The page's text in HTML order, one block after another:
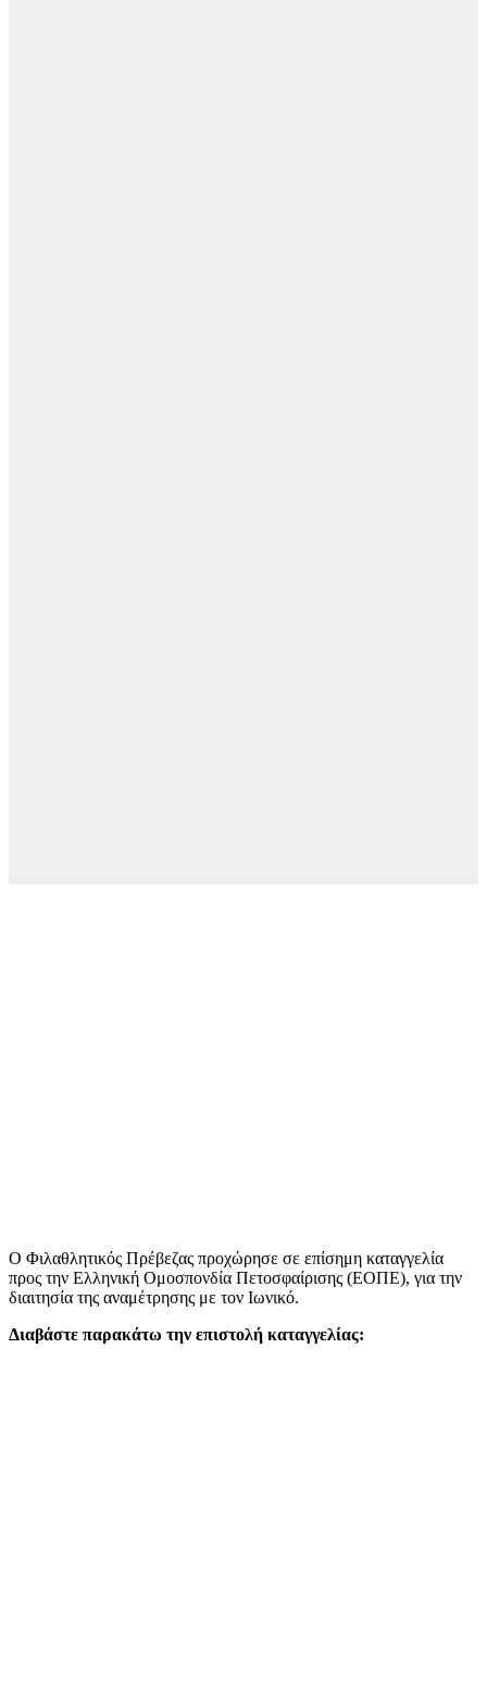
Ο Φιλαθλητικός Πρέβεζας προχώρησε σε επίσημη καταγγελία
προς την Ελληνική Ομοσπονδία Πετοσφαίρισης (ΕΟΠΕ), για την
διαιτησία της αναμέτρησης με τον Ιωνικό.
Διαβάστε παρακάτω την επιστολή καταγγελίας: